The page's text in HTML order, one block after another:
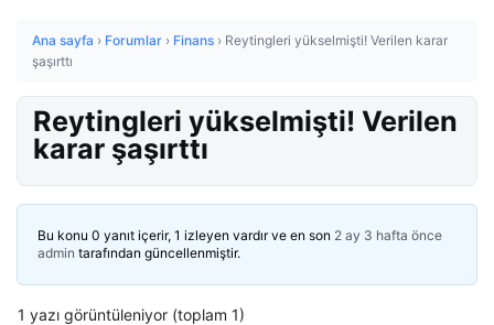
Ana sayfa › Forumlar › Finans › Reytingleri yükselmişti! Verilen karar
şaşırttı
Reytingleri yükselmişti! Verilen
karar şaşırttı
Bu konu 0 yanıt içerir, 1 izleyen vardır ve en son 2 ay 3 hafta önce
admin tarafından güncellenmiştir.
1 yazı görüntüleniyor (toplam 1)